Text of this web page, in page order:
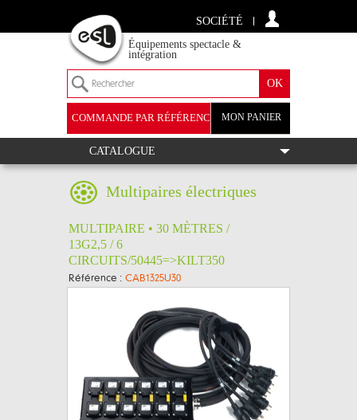
SOCIÉTÉ
Équipements spectacle &
intégration
MON PANIER
COMMANDE PAR RÉFÉRENCE
+
CATALOGUE
Multipaires électriques
MULTIPAIRE • 30 MÈTRES /
13G2,5 / 6
CIRCUITS/50445=>KILT350
Référence : CAB1325U30